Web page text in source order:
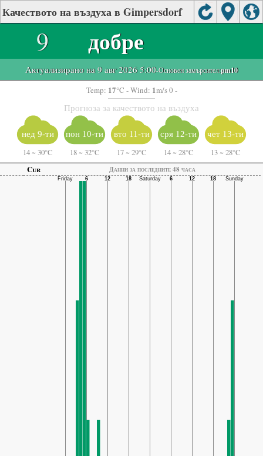
Качеството на въздуха в Gimpersdorf
9 добре
Актуализирано на 9 авг 2026 5:00-Основен замърсител:pm10
Temp: 17°C - Wind: 1m/s 0 -
Прогноза за качеството на въздуха
нед 9-ти
14 ~ 30°C
пон 10-ти
18 ~ 32°C
вто 11-ти
17 ~ 29°C
сря 12-ти
14 ~ 28°C
чет 13-ти
13 ~ 28°C
Cur
Данни за последните 48 часа